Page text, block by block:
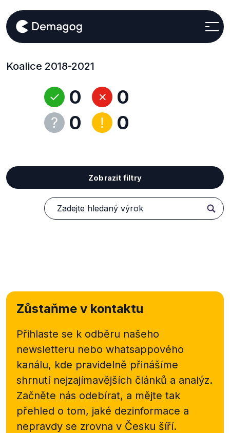
Koalice 2018-2021
0
0
0
0
Zobrazit filtry
Zůstaňme v kontaktu
Přihlaste se k odběru našeho
newsletteru nebo whatsappového
kanálu, kde pravidelně přinášíme
shrnutí nejzajímavějších článků a analýz.
Začněte nás odebírat, a mějte tak
přehled o tom, jaké dezinformace a
nepravdy se zrovna v Česku šíří.